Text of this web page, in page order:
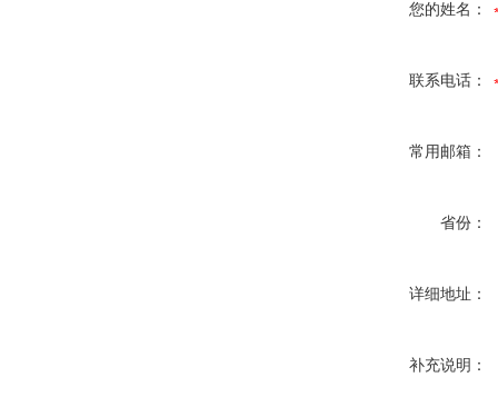
您的姓名：
联系电话：
常用邮箱：
省份：
详细地址：
补充说明：